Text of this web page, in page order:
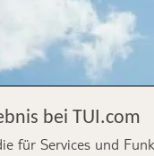
bei TUI.com
für Services und